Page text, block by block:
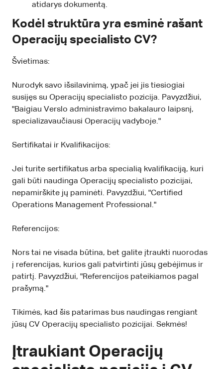
atidarys dokumentą.
Kodėl struktūra yra esminė rašant
Operacijų specialisto CV?
Švietimas:
Nurodyk savo išsilavinimą, ypač jei jis tiesiogiai
susijęs su Operacijų specialisto pozicija. Pavyzdžiui,
"Baigiau Verslo administravimo bakalauro laipsnį,
specializavaučiausi Operacijų vadyboje."
Sertifikatai ir Kvalifikacijos:
Jei turite sertifikatus arba specialią kvalifikaciją, kuri
gali būti naudinga Operacijų specialisto pozicijai,
nepamirškite jų paminėti. Pavyzdžiui, "Certified
Operations Management Professional."
Referencijos:
Nors tai ne visada būtina, bet galite įtraukti nuorodas
į referencijas, kurios gali patvirtinti jūsų gebėjimus ir
patirtį. Pavyzdžiui, "Referencijos pateikiamos pagal
prašymą."
Tikimės, kad šis patarimas bus naudingas rengiant
jūsų CV Operacijų specialisto pozicijai. Sekmės!
Įtraukiant Operacijų